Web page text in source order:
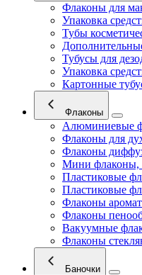
Флаконы для
Упаковка
Тубы
Тубусы для
Упаковка
Картонные
Флаконы
Алюминиевые
Флаконы для
Флаконы
Мини флаконы,
Пластиковые
Пластиковые
Флаконы
Флаконы
Вакуумные
Флаконы
Баночки